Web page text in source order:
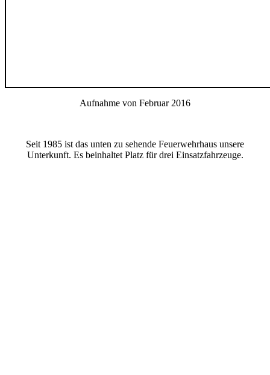
Aufnahme von Februar 2016
Seit 1985 ist das unten zu sehende Feuerwehrhaus unsere
Unterkunft. Es beinhaltet Platz für drei Einsatzfahrzeuge.